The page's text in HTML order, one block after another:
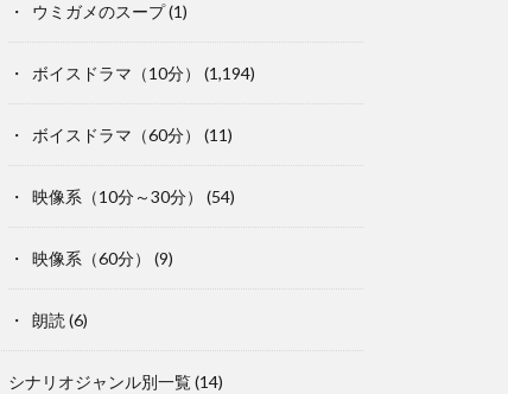
ウミガメのスープ(1)
ボイスドラマ（10分） (1,194)
ボイスドラマ（60分） (11)
映像系（10分～30分） (54)
映像系（60分） (9)
朗読 (6)
シナリオジャンル別一覧(14)